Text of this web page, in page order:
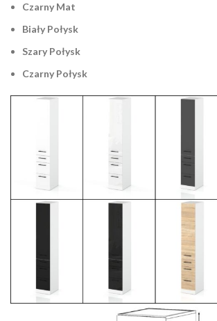
Czarny Mat
Biały Połysk
Szary Połysk
Czarny Połysk